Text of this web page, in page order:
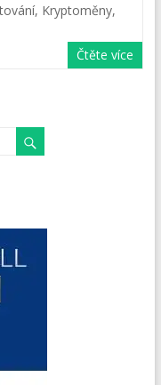
, Kryptoměny,
Čtěte více